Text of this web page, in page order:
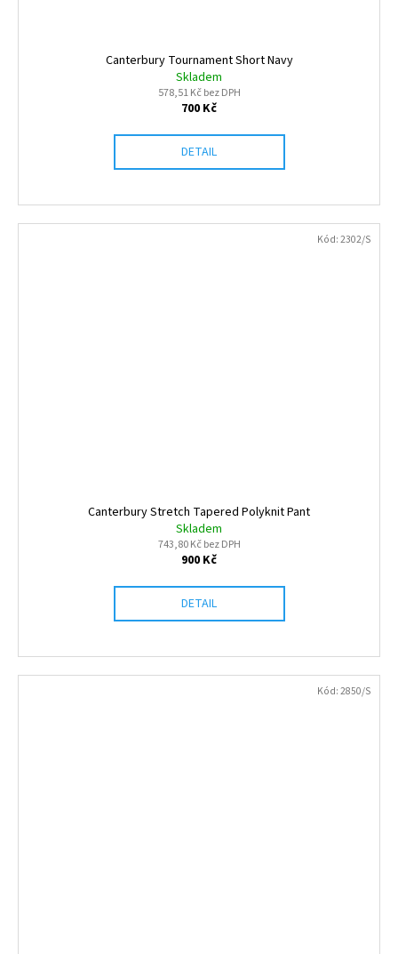
Canterbury Tournament Short Navy
Skladem
578,51 Kč bez DPH
700 Kč
DETAIL
Canterbury Stretch Tapered Polyknit Pant
Skladem
743,80 Kč bez DPH
900 Kč
DETAIL
Kód:2302/S
Kód:2850/S